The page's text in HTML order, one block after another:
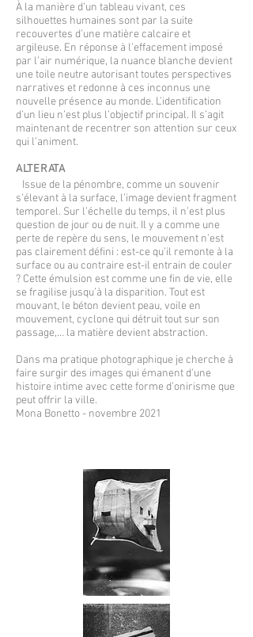
À la manière d’un tableau vivant, ces
silhouettes humaines sont par la suite
recouvertes d’une matière calcaire et
argileuse. En réponse à l’effacement imposé
par l’air numérique, la nuance blanche devient
une toile neutre autorisant toutes perspectives
narratives et redonne à ces inconnus une
nouvelle présence au monde. L’identification
d’un lieu n’est plus l’objectif principal. Il s’agit
maintenant de recentrer son attention sur ceux
qui l’animent.
ALTERATA
Issue de la pénombre, comme un souvenir
s’élevant à la surface, l’image devient fragment
temporel. Sur l’échelle du temps, il n’est plus
question de jour ou de nuit. Il y a comme une
perte de repère du sens, le mouvement n’est
pas clairement défini : est-ce qu’il remonte à la
surface ou au contraire est-il entrain de couler
? Cette émulsion est comme une fin de vie, elle
se fragilise jusqu’à la disparition. Tout est
mouvant, le béton devient peau, voile en
mouvement, cyclone qui détruit tout sur son
passage,… la matière devient abstraction.
Dans ma pratique photographique je cherche à
faire surgir des images qui émanent d’une
histoire intime avec cette forme d’onirisme que
peut offrir la ville.
Mona Bonetto - novembre 2021